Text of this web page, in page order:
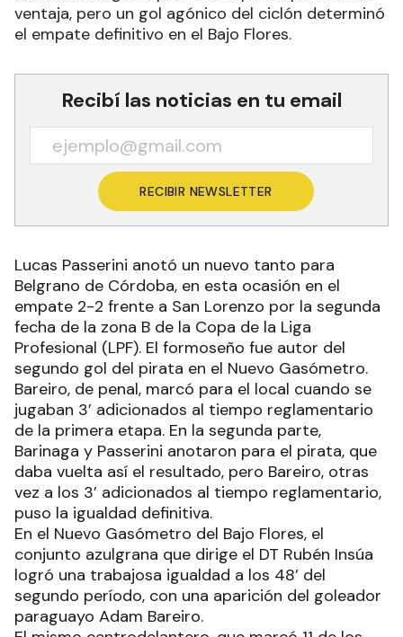
ventaja, pero un gol agónico del ciclón determinó
el empate definitivo en el Bajo Flores.
Recibí las noticias en tu email
RECIBIR NEWSLETTER
Lucas Passerini anotó un nuevo tanto para
Belgrano de Córdoba, en esta ocasión en el
empate 2-2 frente a San Lorenzo por la segunda
fecha de la zona B de la Copa de la Liga
Profesional (LPF). El formoseño fue autor del
segundo gol del pirata en el Nuevo Gasómetro.
Bareiro, de penal, marcó para el local cuando se
jugaban 3’ adicionados al tiempo reglamentario
de la primera etapa. En la segunda parte,
Barinaga y Passerini anotaron para el pirata, que
daba vuelta así el resultado, pero Bareiro, otras
vez a los 3’ adicionados al tiempo reglamentario,
puso la igualdad definitiva.
En el Nuevo Gasómetro del Bajo Flores, el
conjunto azulgrana que dirige el DT Rubén Insúa
logró una trabajosa igualdad a los 48’ del
segundo período, con una aparición del goleador
paraguayo Adam Bareiro.